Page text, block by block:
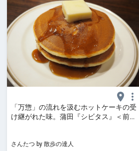
「万惣」の流れを汲むホットケーキの受
け継がれた味。蒲田『シビタス』＜前編
さんたつ by 散歩の達人